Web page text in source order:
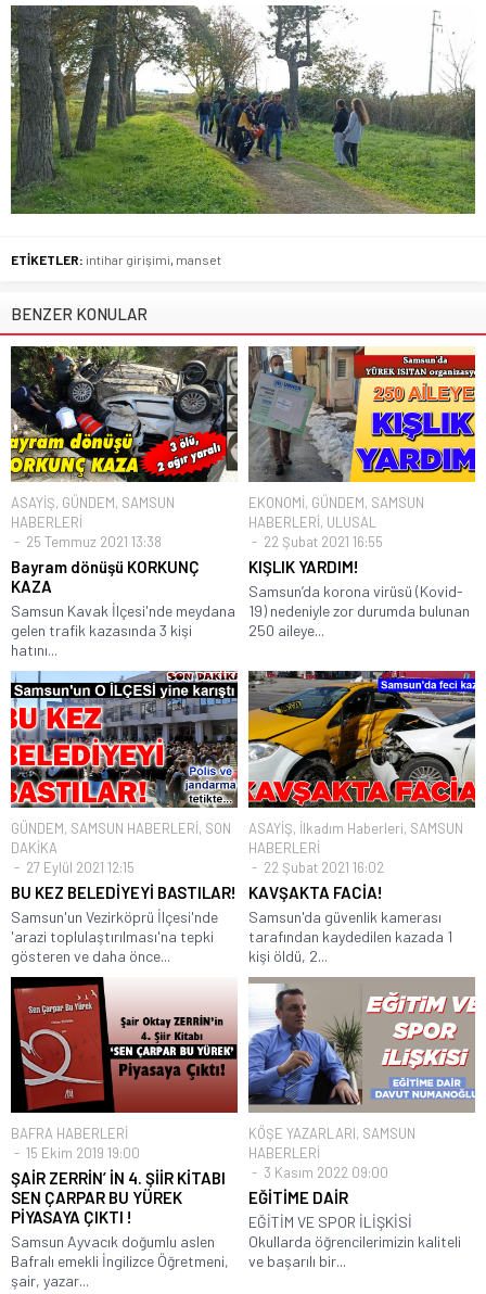
ETİKETLER: intihar girişimi manset
BENZER KONULAR
ASAYİŞ, GÜNDEM, SAMSUN
HABERLERİ
25 Temmuz 2021 13:38
Bayram dönüşü KORKUNÇ
KAZA
Samsun Kavak İlçesi'nde meydana
gelen trafik kazasında 3 kişi
hatını...
EKONOMİ, GÜNDEM, SAMSUN
HABERLERİ, ULUSAL
22 Şubat 2021 16:55
KIŞLIK YARDIM!
Samsun’da korona virüsü (Kovid-
19) nedeniyle zor durumda bulunan
250 aileye...
GÜNDEM, SAMSUN HABERLERİ, SON
DAKİKA
27 Eylül 2021 12:15
BU KEZ BELEDİYEYİ BASTILAR!
Samsun'un Vezirköprü İlçesi'nde
'arazi toplulaştırılması'na tepki
gösteren ve daha önce...
ASAYİŞ, İlkadım Haberleri, SAMSUN
HABERLERİ
22 Şubat 2021 16:02
KAVŞAKTA FACİA!
Samsun'da güvenlik kamerası
tarafından kaydedilen kazada 1
kişi öldü, 2...
BAFRA HABERLERİ
15 Ekim 2019 19:00
ŞAİR ZERRİN’ İN 4. ŞİİR KİTABI
SEN ÇARPAR BU YÜREK
PİYASAYA ÇIKTI !
Samsun Ayvacık doğumlu aslen
Bafralı emekli İngilizce Öğretmeni,
şair, yazar...
KÖŞE YAZARLARI, SAMSUN
HABERLERİ
3 Kasım 2022 09:00
EĞİTİME DAİR
EĞİTİM VE SPOR İLİŞKİSİ
Okullarda öğrencilerimizin kaliteli
ve başarılı bir...